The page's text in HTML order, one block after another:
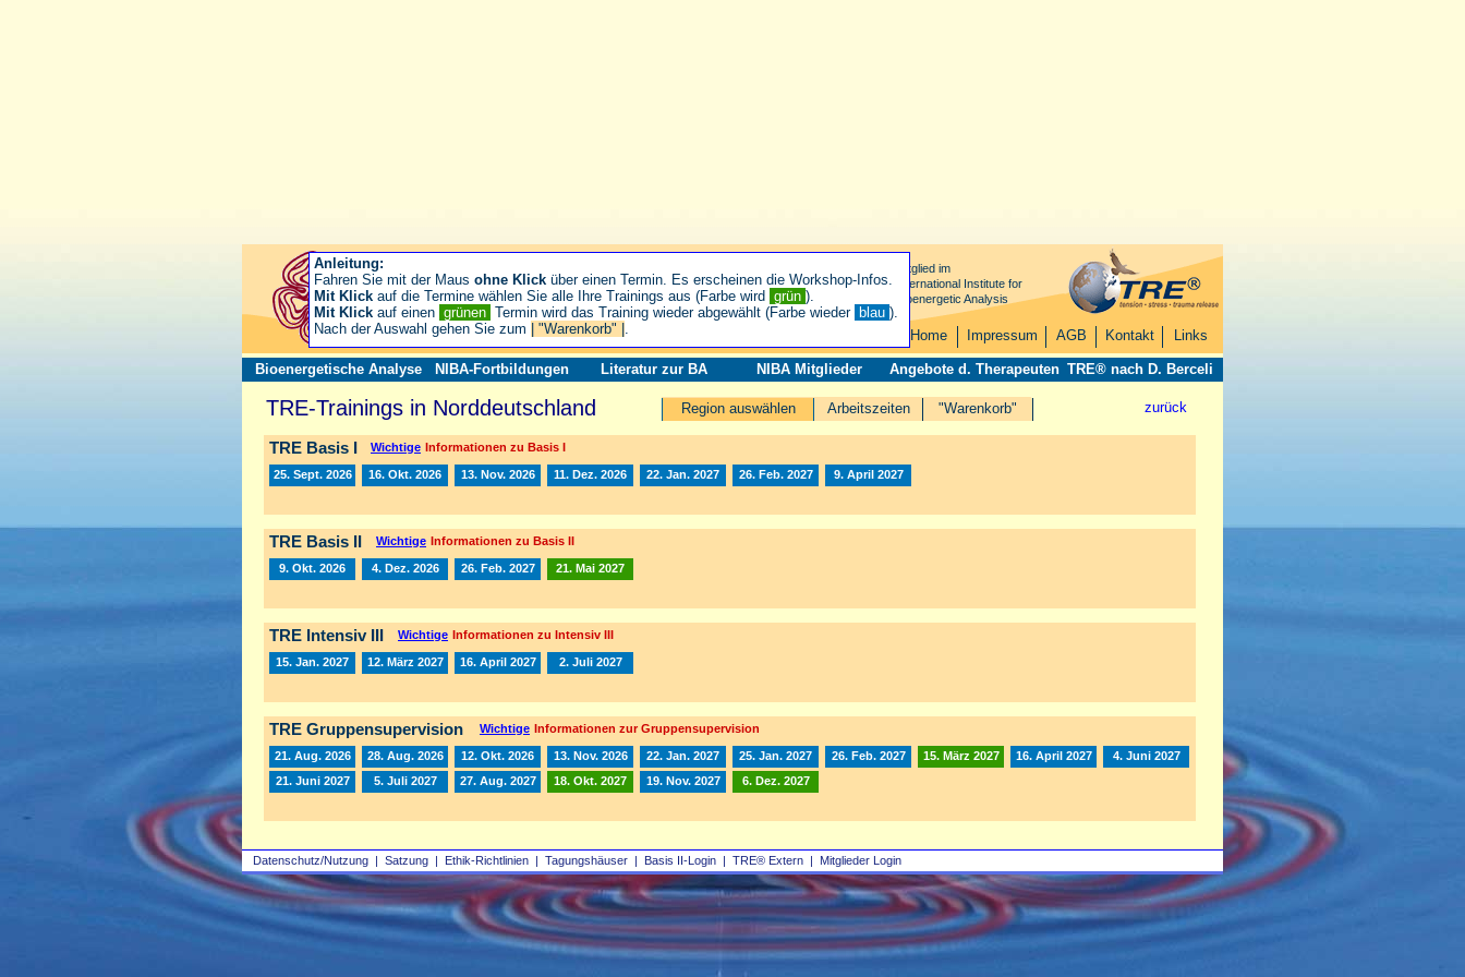
Datenschutz/Nutzung | Satzung | Ethik-Richtlinien | Tagungshäuser | Basis II‑Login | TRE® Extern | Mitglieder Login
Mitglied im
International Institute for
Bioenergetic Analysis
Home Impressum AGB Kontakt Links
Bioenergetische Analyse NIBA-Fortbildungen Literatur zur BA NIBA Mitglieder Angebote d. Therapeuten TRE® nach D. Berceli
zurück
Arbeitszeiten "Warenkorb"
TRE-Trainings in Norddeutschland Region auswählen
TRE Basis I Wichtige Informationen zu Basis I
25. Sept. 2026 16. Okt. 2026 13. Nov. 2026 11. Dez. 2026 22. Jan. 2027 26. Feb. 2027 9. April 2027
TRE Basis II Wichtige Informationen zu Basis II
9. Okt. 2026 4. Dez. 2026 26. Feb. 2027 21. Mai 2027
TRE Intensiv III Wichtige Informationen zu Intensiv III
15. Jan. 2027 12. März 2027 16. April 2027 2. Juli 2027
TRE Gruppensupervision Wichtige Informationen zur Gruppensupervision
21. Aug. 2026 28. Aug. 2026 12. Okt. 2026 13. Nov. 2026 22. Jan. 2027 25. Jan. 2027 26. Feb. 2027 15. März 2027 16. April 2027
4. Juni 2027
21. Juni 2027
5. Juli 2027 27. Aug. 2027 18. Okt. 2027 19. Nov. 2027 6. Dez. 2027
Anleitung:
Fahren Sie mit der Maus ohne Klick über einen Termin. Es erscheinen die Workshop-Infos.
Mit Klick auf die Termine wählen Sie alle Ihre Trainings aus (Farbe wird grün ).
Mit Klick auf einen grünen Termin wird das Training wieder abgewählt (Farbe wieder blau ).
Nach der Auswahl gehen Sie zum
| "Warenkorb" | .